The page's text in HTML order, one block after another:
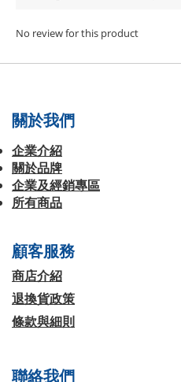
No review for this product
關於我們
企業介紹
關於品牌
企業及經銷專區
所有商品
顧客服務
商店介紹
退換貨政策
條款與細則
聯絡我們